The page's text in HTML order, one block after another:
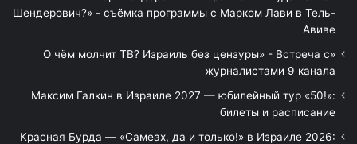
Шендерович?» - съёмка программы с Марком Лави в Тель-
Авиве
«О чём молчит ТВ? Израиль без цензуры» - Встреча с
журналистами 9 канала
Максим Галкин в Израиле 2027 — юбилейный тур «50!»:
билеты и расписание
Красная Бурда — «Самеах, да и только!» в Израиле 2026: